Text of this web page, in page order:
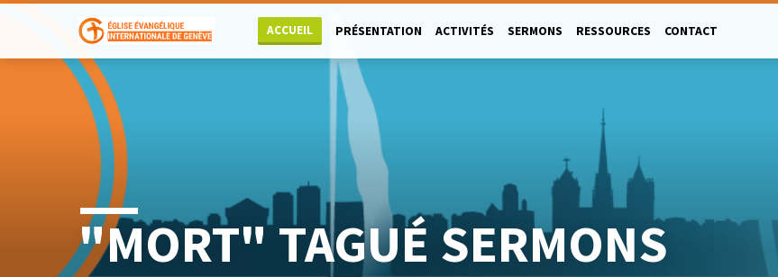
ACCUEIL PRÉSENTATION ACTIVITÉS SERMONS RESSOURCES CONTACT
"MORT" TAGUÉ SERMONS